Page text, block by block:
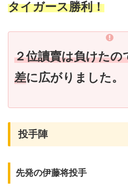
タイガース勝利！
２位讀賣は負けたの
差に広がりました。
投手陣
先発の伊藤将投手